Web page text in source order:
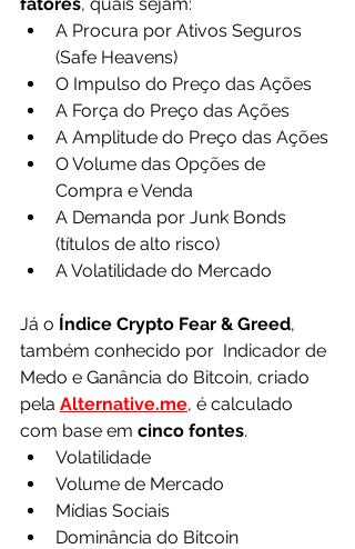
A Procura por Ativos Seguros
(Safe Heavens)
O Impulso do Preço das Ações
A Força do Preço das Ações
A Amplitude do Preço das Ações
O Volume das Opções de
Compra e Venda
A Demanda por Junk Bonds
(títulos de alto risco)
A Volatilidade do Mercado
Já o Índice Crypto Fear & Greed,
também conhecido por  Indicador de
Medo e Ganância do Bitcoin, criado
pela Alternative.me, é calculado
com base em cinco fontes.
Volatilidade
Volume de Mercado
Mídias Sociais
Dominância do Bitcoin